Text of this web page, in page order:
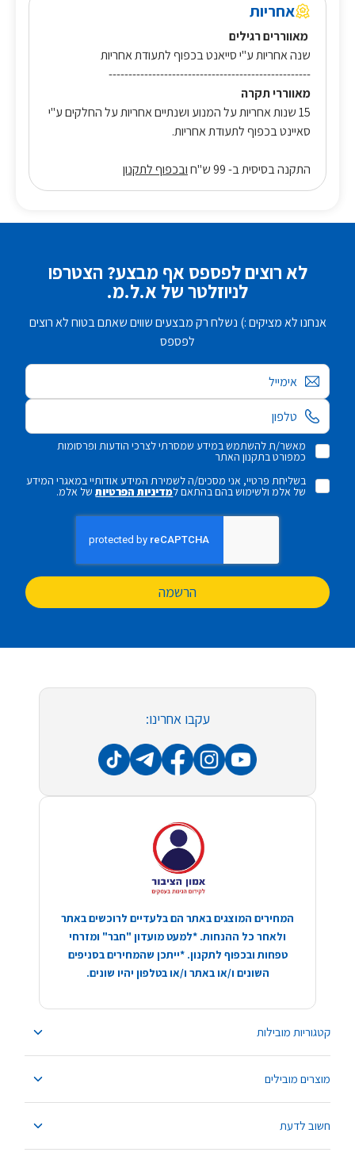
אחריות
מאווררים רגילים
שנה אחריות ע"י סייאנט בכפוף לתעודת אחריות
---------------------------------------------------
מאווררי תקרה
15 שנות אחריות על המנוע ושנתיים אחריות על החלקים ע"י
סאיינט בכפוף לתעודת אחריות.
התקנה בסיסית ב- 99 ש"ח ובכפוף לתקנון
לא רוצים לפספס אף מבצע? הצטרפו
לניוזלטר של א.ל.מ.
אנחנו לא מציקים :) נשלח רק מבצעים שווים שאתם בטוח לא רוצים
לפספס
אימייל
מאשר/ת להשתמש במידע שמסרתי לצרכי הודעות ופרסומות
כמפורט בתקנון האתר
בשליחת פרטיי, אני מסכים/ה לשמירת המידע אודותיי במאגרי המידע
של אלמ ולשימוש בהם בהתאם למדיניות הפרטיותשל אלמ.
הרשמה
קטגוריות מובילות
מוצרים מובילים
חשוב לדעת
עקבו אחרינו:
המחירים המוצגים באתר הם בלעדיים לרוכשים באתר
ולאחר כל ההנחות. *למעט מועדון "חבר" ומזרחי
טפחות ובכפוף לתקנון. *ייתכן שהמחירים בסניפים
השונים ו/או באתר ו/או בטלפון יהיו שונים.